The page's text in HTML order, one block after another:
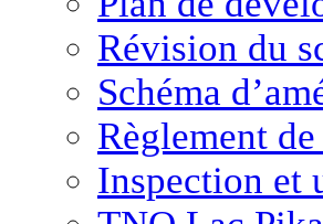
Révision du
Schéma
Règlement
Inspection et